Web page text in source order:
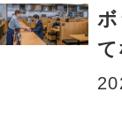
的